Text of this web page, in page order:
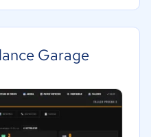
Garage